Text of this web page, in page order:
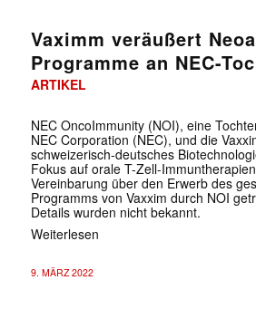
Vaximm veräußert
Programme an NEC-
ARTIKEL
NEC OncoImmunity (NOI), eine
NEC Corporation (NEC), und die
schweizerisch-deutsches
Fokus auf orale T-Zell-
Vereinbarung über den Erwerb des
Programms von Vaxxim durch NOI
Details wurden nicht bekannt.
Weiterlesen
9. MÄRZ 2022